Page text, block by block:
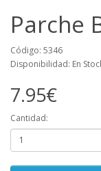
Parche
Código: 5346
Disponibilidad: En
7.95€
Cantidad: